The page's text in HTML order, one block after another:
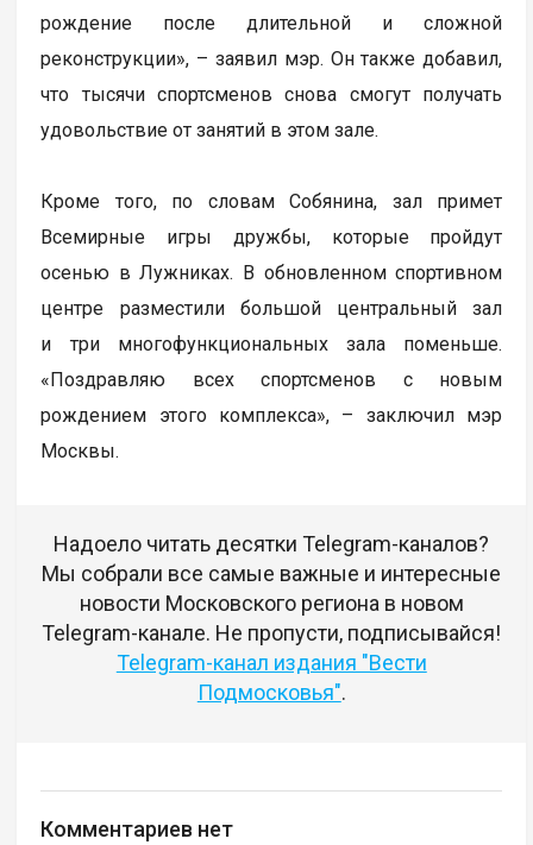
рождение после длительной и сложной
реконструкции», – заявил мэр. Он также добавил,
что тысячи спортсменов снова смогут получать
удовольствие от занятий в этом зале.
Кроме того, по словам Собянина, зал примет
Всемирные игры дружбы, которые пройдут
осенью в Лужниках. В обновленном спортивном
центре разместили большой центральный зал
и три многофункциональных зала поменьше.
«Поздравляю всех спортсменов с новым
рождением этого комплекса», – заключил мэр
Москвы.
Надоело читать десятки Telegram-каналов?
Мы собрали все самые важные и интересные
новости Московского региона в новом
Telegram-канале. Не пропусти, подписывайся!
Telegram-канал издания "Вести
Подмосковья".
Комментариев нет